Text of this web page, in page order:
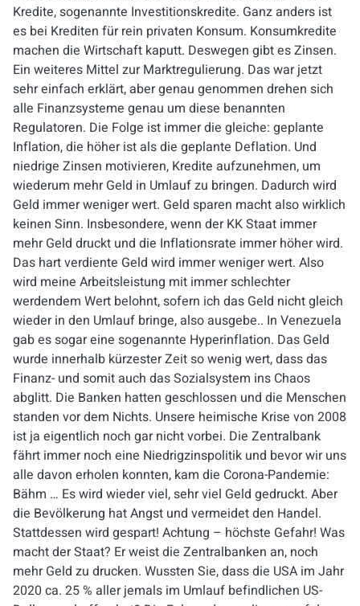
Kredite, sogenannte Investitionskredite. Ganz anders ist
es bei Krediten für rein privaten Konsum. Konsumkredite
machen die Wirtschaft kaputt. Deswegen gibt es Zinsen.
Ein weiteres Mittel zur Marktregulierung. Das war jetzt
sehr einfach erklärt, aber genau genommen drehen sich
alle Finanzsysteme genau um diese benannten
Regulatoren. Die Folge ist immer die gleiche: geplante
Inflation, die höher ist als die geplante Deflation. Und
niedrige Zinsen motivieren, Kredite aufzunehmen, um
wiederum mehr Geld in Umlauf zu bringen. Dadurch wird
Geld immer weniger wert. Geld sparen macht also wirklich
keinen Sinn. Insbesondere, wenn der KK Staat immer
mehr Geld druckt und die Inflationsrate immer höher wird.
Das hart verdiente Geld wird immer weniger wert. Also
wird meine Arbeitsleistung mit immer schlechter
werdendem Wert belohnt, sofern ich das Geld nicht gleich
wieder in den Umlauf bringe, also ausgebe.. In Venezuela
gab es sogar eine sogenannte Hyperinflation. Das Geld
wurde innerhalb kürzester Zeit so wenig wert, dass das
Finanz- und somit auch das Sozialsystem ins Chaos
abglitt. Die Banken hatten geschlossen und die Menschen
standen vor dem Nichts. Unsere heimische Krise von 2008
ist ja eigentlich noch gar nicht vorbei. Die Zentralbank
fährt immer noch eine Niedrigzinspolitik und bevor wir uns
alle davon erholen konnten, kam die Corona-Pandemie:
Bähm … Es wird wieder viel, sehr viel Geld gedruckt. Aber
die Bevölkerung hat Angst und vermeidet den Handel.
Stattdessen wird gespart! Achtung – höchste Gefahr! Was
macht der Staat? Er weist die Zentralbanken an, noch
mehr Geld zu drucken. Wussten Sie, dass die USA im Jahr
2020 ca. 25 % aller jemals im Umlauf befindlichen US-